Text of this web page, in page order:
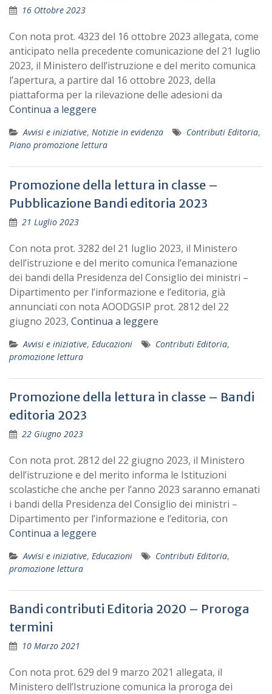
16 Ottobre 2023
Con nota prot. 4323 del 16 ottobre 2023 allegata, come
anticipato nella precedente comunicazione del 21 luglio
2023, il Ministero dell’istruzione e del merito comunica
l’apertura, a partire dal 16 ottobre 2023, della
piattaforma per la rilevazione delle adesioni da
Continua a leggere
Avvisi e iniziative, Notizie in evidenza Contributi Editoria,
Piano promozione lettura
Promozione della lettura in classe –
Pubblicazione Bandi editoria 2023
21 Luglio 2023
Con nota prot. 3282 del 21 luglio 2023, il Ministero
dell’istruzione e del merito comunica l’emanazione
dei bandi della Presidenza del Consiglio dei ministri –
Dipartimento per l’informazione e l’editoria, già
annunciati con nota AOODGSIP prot. 2812 del 22
giugno 2023, Continua a leggere
Avvisi e iniziative, Educazioni Contributi Editoria,
promozione lettura
Promozione della lettura in classe – Bandi
editoria 2023
22 Giugno 2023
Con nota prot. 2812 del 22 giugno 2023, il Ministero
dell’istruzione e del merito informa le Istituzioni
scolastiche che anche per l’anno 2023 saranno emanati
i bandi della Presidenza del Consiglio dei ministri –
Dipartimento per l’informazione e l’editoria, con
Continua a leggere
Avvisi e iniziative, Educazioni Contributi Editoria,
promozione lettura
Bandi contributi Editoria 2020 – Proroga
termini
10 Marzo 2021
Con nota prot. 629 del 9 marzo 2021 allegata, il
Ministero dell’Istruzione comunica la proroga dei